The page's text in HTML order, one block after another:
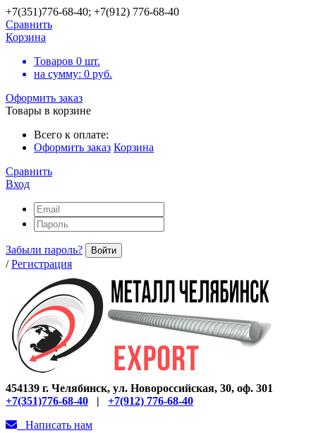
+7(351)776-68-40; +7(912) 776-68-40
Сравнить
Корзина
Товаров 0 шт.
на сумму: 0 руб.
Оформить заказ
Товары в корзине
Всего к оплате:
Оформить заказ Корзина
Сравнить
Вход
Забыли пароль? Войти
/ Регистрация
454139 г. Челябинск, ул. Новороссийская, 30, оф. 301
+7(351)776-68-40 | +7(912) 776-68-40
Написать нам